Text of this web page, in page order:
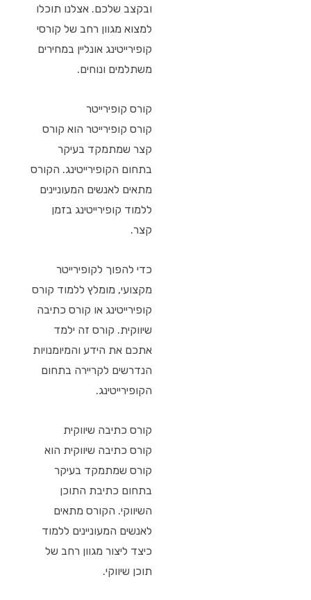
ובקצב שלכם. אצלנו תוכלו
למצוא מגוון רחב של קורסי
קופירייטינג אונליין במחירים
משתלמים ונוחים.
קורס קופירייטר
קורס קופירייטר הוא קורס
קצר שמתמקד בעיקר
בתחום הקופירייטינג. הקורס
מתאים לאנשים המעוניינים
ללמוד קופירייטינג בזמן
קצר.
כדי להפוך לקופירייטר
מקצועי, מומלץ ללמוד קורס
קופירייטינג או קורס כתיבה
שיווקית. קורס זה ילמד
אתכם את הידע והמיומנויות
הנדרשים לקריירה בתחום
הקופירייטינג.
קורס כתיבה שיווקית
קורס כתיבה שיווקית הוא
קורס שמתמקד בעיקר
בתחום כתיבת התוכן
השיווקי. הקורס מתאים
לאנשים המעוניינים ללמוד
כיצד ליצור מגוון רחב של
תוכן שיווקי.